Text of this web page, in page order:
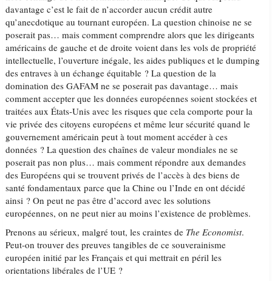
davantage c’est le fait de n’accorder aucun crédit autre
qu’anecdotique au tournant européen. La question chinoise ne se
poserait pas… mais comment comprendre alors que les dirigeants
américains de gauche et de droite voient dans les vols de propriété
intellectuelle, l’ouverture inégale, les aides publiques et le dumping
des entraves à un échange équitable ? La question de la
domination des GAFAM ne se poserait pas davantage… mais
comment accepter que les données européennes soient stockées et
traitées aux États-Unis avec les risques que cela comporte pour la
vie privée des citoyens européens et même leur sécurité quand le
gouvernement américain peut à tout moment accéder à ces
données ? La question des chaînes de valeur mondiales ne se
poserait pas non plus… mais comment répondre aux demandes
des Européens qui se trouvent privés de l’accès à des biens de
santé fondamentaux parce que la Chine ou l’Inde en ont décidé
ainsi ? On peut ne pas être d’accord avec les solutions
européennes, on ne peut nier au moins l’existence de problèmes.
Prenons au sérieux, malgré tout, les craintes de The Economist.
Peut-on trouver des preuves tangibles de ce souverainisme
européen initié par les Français et qui mettrait en péril les
orientations libérales de l’UE ?